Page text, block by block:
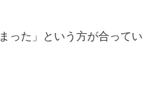
った」という方が合ってい